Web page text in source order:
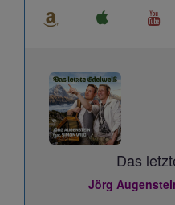
Das
Jörg